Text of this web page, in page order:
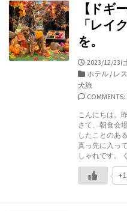
【ドギ
「レイ
を。
公
開
日
2023/12/23(
カ
テ
ゴ
ー
ホテル / レ
犬旅
COMMENTS:
こんにちは。
さて、朝食会
したことのあ
真っ先に入っ
しゃれです。
+1